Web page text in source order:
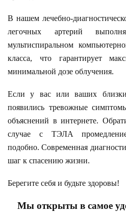
В нашем лечебно-
легочных артерий
мультиспиральном
класса, что гарантирует
минимальной дозе облучения.
Если у вас или ваших
появились тревожные
объяснений в интернете.
случае с ТЭЛА
подобно. Современная
шаг к спасению жизни.
Берегите себя и будьте здоровы!
Мы открыты в самое